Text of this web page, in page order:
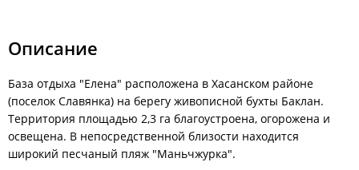
автовокзала Владивосток
Двигаться из Владивостока по федеральной трассе,
повернуть с трассы на село Раздольное, затем двигаться до
Т-образного поворота и повернуть на нем налево (на мост) в
сторону Хасанского района (есть синий дорожный
указатель). По трассе Раздольное-Хасан двигаться до
Описание
База отдыха "Елена" расположена в Хасанском районе
(поселок Славянка) на берегу живописной бухты Баклан.
Территория площадью 2,3 га благоустроена, огорожена и
освещена. В непосредственной близости находится
широкий песчаный пляж "Маньчжурка".